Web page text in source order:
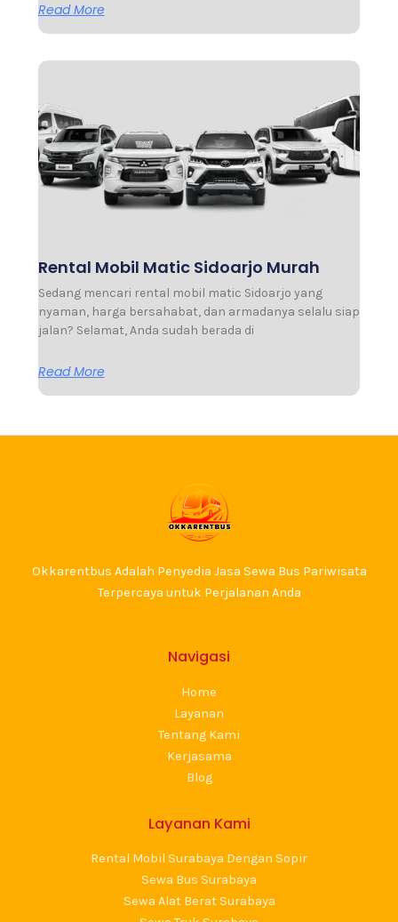
Read More
Rental Mobil Matic Sidoarjo Murah
Sedang mencari rental mobil matic Sidoarjo yang
nyaman, harga bersahabat, dan armadanya selalu siap
jalan? Selamat, Anda sudah berada di
Read More
Okkarentbus Adalah Penyedia Jasa Sewa Bus Pariwisata
Terpercaya untuk Perjalanan Anda
Navigasi
Home
Layanan
Tentang Kami
Kerjasama
Blog
Layanan Kami
Rental Mobil Surabaya Dengan Sopir
Sewa Bus Surabaya
Sewa Alat Berat Surabaya